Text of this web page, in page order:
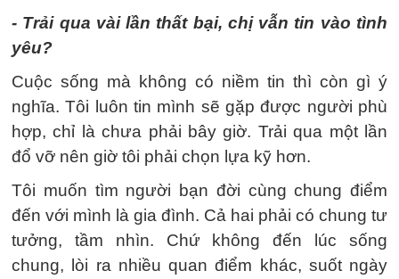
- Trải qua vài lần thất bại, chị vẫn tin vào tình
yêu?
Cuộc sống mà không có niềm tin thì còn gì ý
nghĩa. Tôi luôn tin mình sẽ gặp được người phù
hợp, chỉ là chưa phải bây giờ. Trải qua một lần
đổ vỡ nên giờ tôi phải chọn lựa kỹ hơn.
Tôi muốn tìm người bạn đời cùng chung điểm
đến với mình là gia đình. Cả hai phải có chung tư
tưởng, tầm nhìn. Chứ không đến lúc sống
chung, lòi ra nhiều quan điểm khác, suốt ngày